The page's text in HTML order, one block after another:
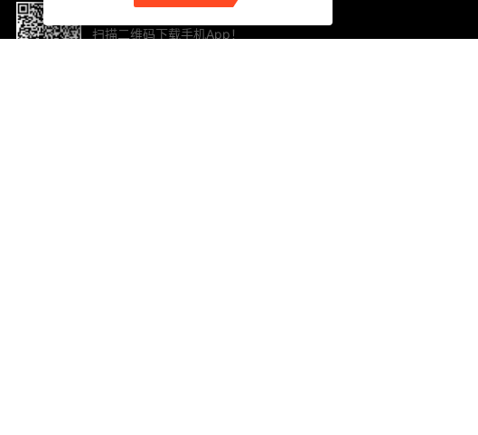
扫描二维码下载手机App！